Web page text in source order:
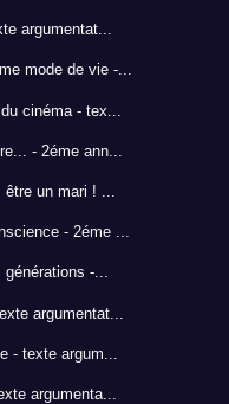
argumentat...
mode de vie -...
cinéma - tex...
- 2éme ann...
un mari ! ...
- 2éme ...
-...
argumentat...
- texte argum...
argumenta...